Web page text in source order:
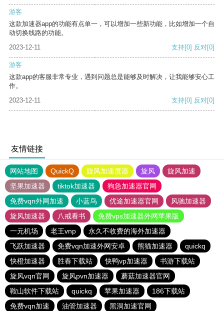
游客
这款加速器app的功能有点单一，可以增加一些新功能，比如增加一个自
动切换线路的功能。
2023-12-11
支持[0] 反对[0]
游客
这款app的客服非常专业，遇到问题总是能够及时解决，让我能够安心工
作。
2023-12-11
支持[0] 反对[0]
友情链接
网站地图 QuickQ 旋风加速度器 旋风
旋风加速
坚果加速器
tiktok加速器
狗急加速器官网
免费vqn外网加速
小蓝鸟 优途加速器官网
风驰加速器
旋风加速器
八戒看书
免费vps加速器外网苹果版
一元机场
老王vnp
永久不收费的海外加速器
飞跃加速器
免费vqn加速外网安卓 熊猫加速器
quickq
快橙加速器
胜春下载站 快鸭vp加速器
书游下载站
旋风vqn官网
旋风pvn加速器
蘑菇加速器官网
鞍山软件下载站
quickq 苹果加速器
186下载站
免费vqn加速
油管加速器 黑洞加速官网